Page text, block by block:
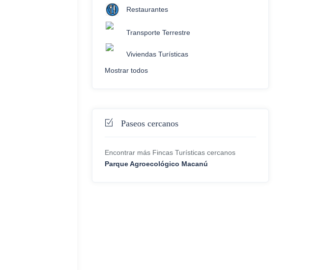
Restaurantes
Transporte Terrestre
Viviendas Turísticas
Mostrar todos
Paseos cercanos
Encontrar más Fincas Turísticas cercanos
Parque Agroecológico Macanú